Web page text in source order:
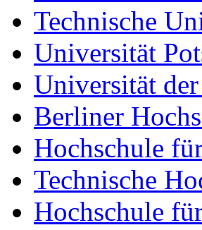
Technische
Universität
Universität
Berliner
Hochschule
Technische
Hochschule